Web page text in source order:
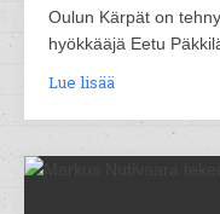
Oulun Kärpät on
hyökkääjä Eetu
Lue lisää